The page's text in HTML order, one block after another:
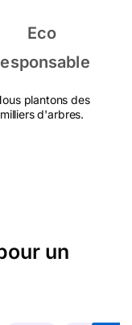
Eco
plantons des
milliers d'arbres.
un